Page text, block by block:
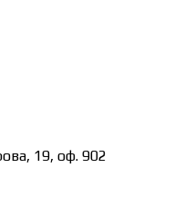
19, оф. 902